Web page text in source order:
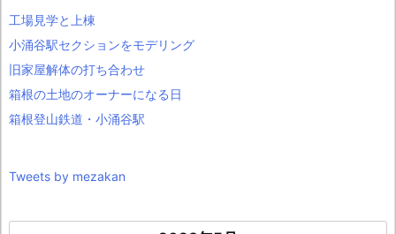
工場見学と上棟
小涌谷駅セクションをモデリング
旧家屋解体の打ち合わせ
箱根の土地のオーナーになる日
箱根登山鉄道・小涌谷駅
Tweets by mezakan